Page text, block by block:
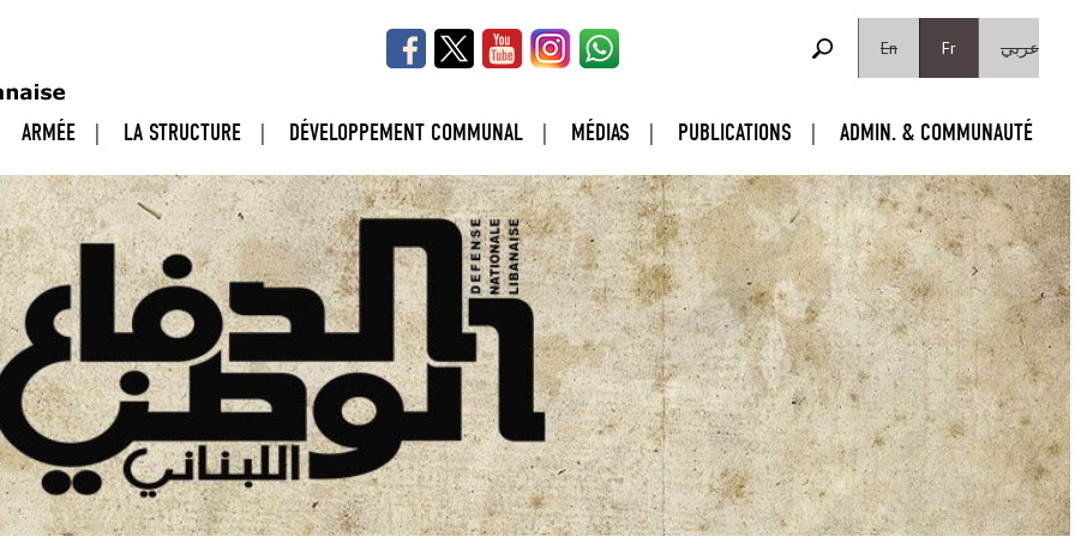
En
Fr عربي FORMULAIRE DE RECHERCHE
ARMÉE LA STRUCTURE DÉVELOPPEMENT COMMUNAL MÉDIAS PUBLICATIONS ADMIN. & COMMUNAUTÉ